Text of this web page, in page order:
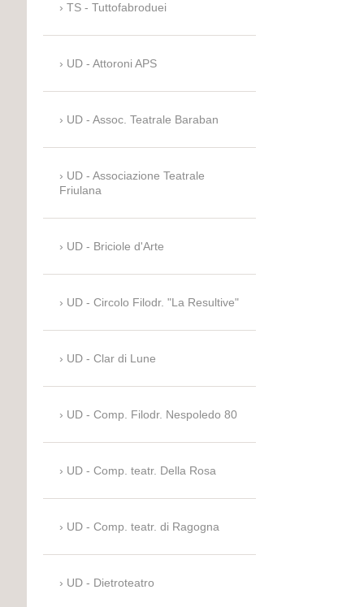
TS - Tuttofabroduei
UD - Attoroni APS
UD - Assoc. Teatrale Baraban
UD - Associazione Teatrale
Friulana
UD - Briciole d'Arte
UD - Circolo Filodr. "La Resultive"
UD - Clar di Lune
UD - Comp. Filodr. Nespoledo 80
UD - Comp. teatr. Della Rosa
UD - Comp. teatr. di Ragogna
UD - Dietroteatro